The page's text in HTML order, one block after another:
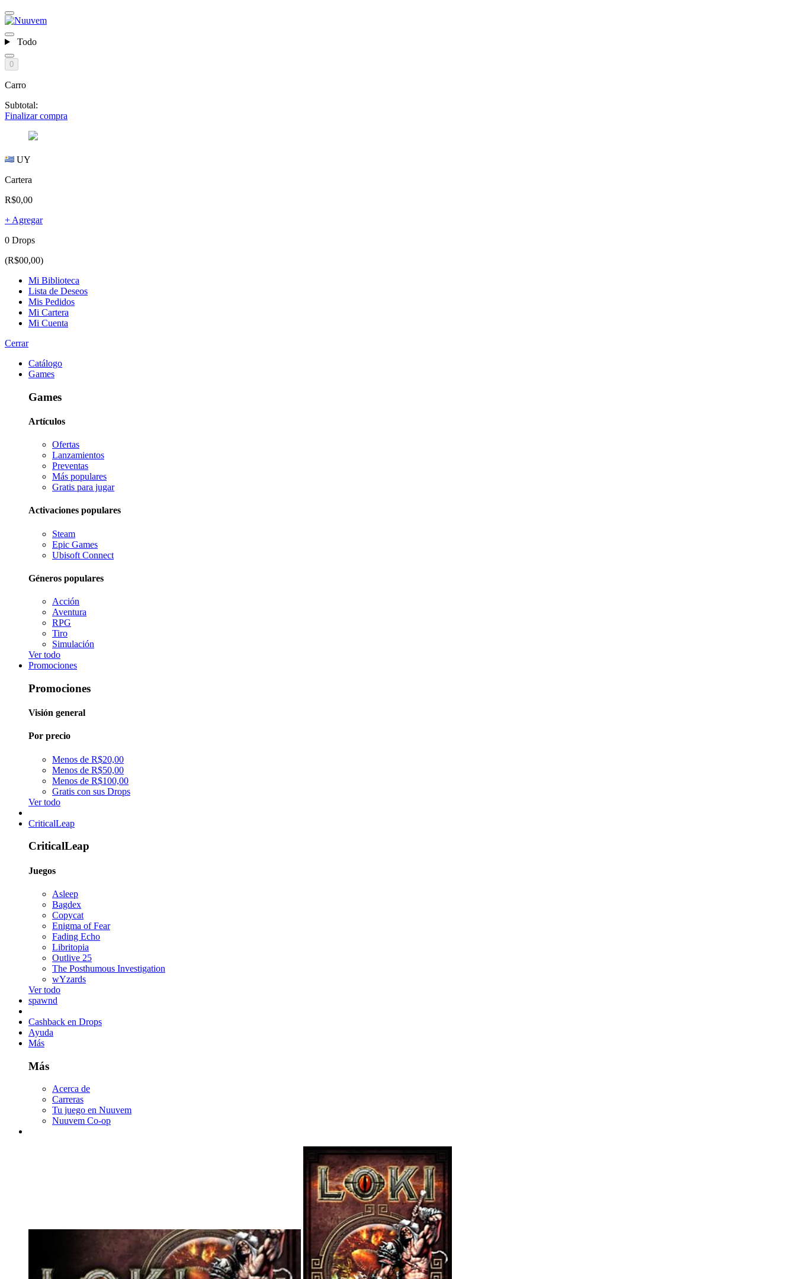
Todo
0
Carro
Subtotal:
Finalizar compra
UY
Cartera
R$0,00
+ Agregar
0 Drops
(R$00,00)
Mi Biblioteca
Lista de Deseos
Mis Pedidos
Mi Cartera
Mi Cuenta
Cerrar
Catálogo
Games
Games
Artículos
Ofertas
Lanzamientos
Preventas
Más populares
Gratis para jugar
Activaciones populares
Steam
Epic Games
Ubisoft Connect
Géneros populares
Acción
Aventura
RPG
Tiro
Simulación
Ver todo
Promociones
Promociones
Visión general
Por precio
Menos de R$20,00
Menos de R$50,00
Menos de R$100,00
Gratis con sus Drops
Ver todo
CriticalLeap
CriticalLeap
Juegos
Asleep
Bagdex
Copycat
Enigma of Fear
Fading Echo
Libritopia
Outlive 25
The Posthumous Investigation
wYzards
Ver todo
spawnd
Cashback en Drops
Ayuda
Más
Más
Acerca de
Carreras
Tu juego en Nuuvem
Nuuvem Co-op